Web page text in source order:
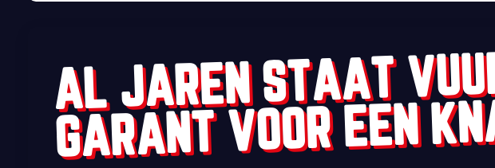
AL JAREN STAAT
GARANT VOOR EEN